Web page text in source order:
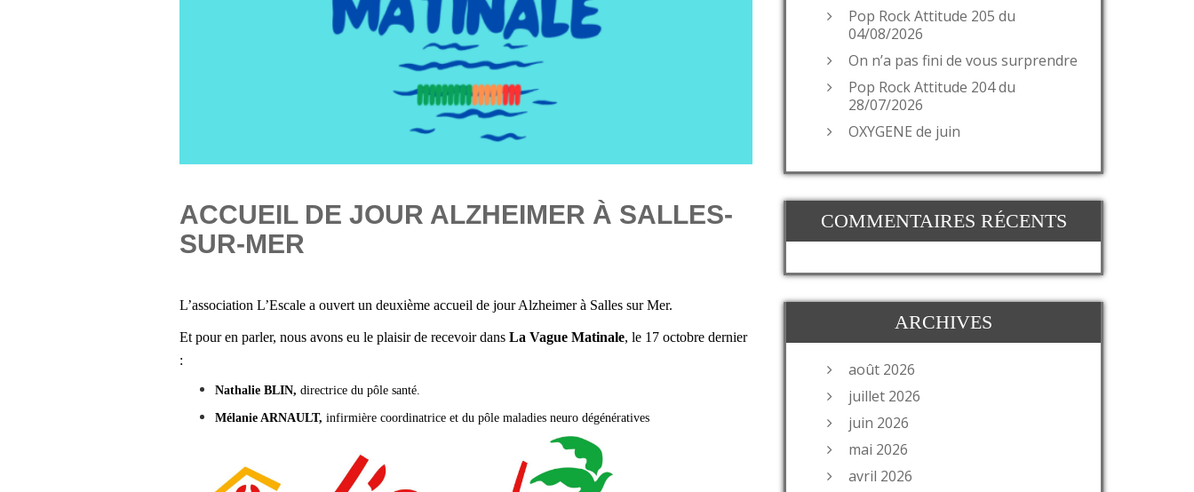
ACCUEIL DE JOUR ALZHEIMER À SALLES-
SUR-MER
L’association L’Escale a ouvert un deuxième accueil de jour Alzheimer à Salles sur Mer.
Et pour en parler, nous avons eu le plaisir de recevoir dans La Vague Matinale, le 17 octobre dernier
:
Nathalie BLIN, directrice du pôle santé.
Mélanie ARNAULT, infirmière coordinatrice et du pôle maladies neuro dégénératives
Pop Rock Attitude 205 du
04/08/2026
On n’a pas fini de vous surprendre
Pop Rock Attitude 204 du
28/07/2026
OXYGENE de juin
COMMENTAIRES RÉCENTS
ARCHIVES
août 2026
juillet 2026
juin 2026
mai 2026
avril 2026